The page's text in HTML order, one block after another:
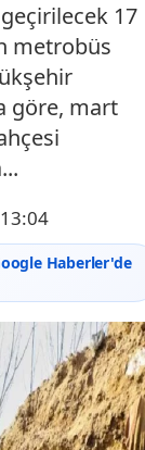
geçirilecek 17
metrobüs
göre, mart
Haberler'de